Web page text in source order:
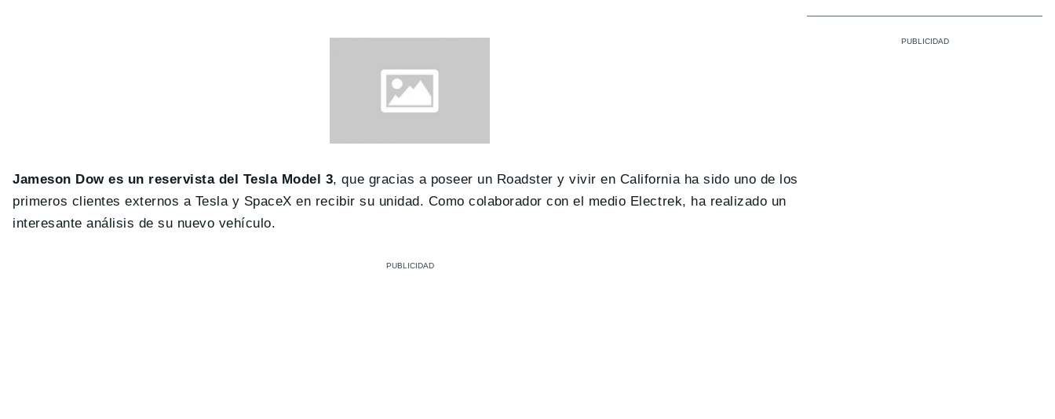
Jameson Dow es un reservista del Tesla Model 3, que gracias a poseer un Roadster y vivir en California ha sido uno de los
primeros clientes externos a Tesla y SpaceX en recibir su unidad. Como colaborador con el medio Electrek, ha realizado un
interesante análisis de su nuevo vehículo.